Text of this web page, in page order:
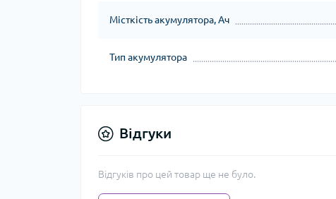
Місткість акумулятора, Ач
Тип акумулятора
Відгуки
Відгуків про цей товар ще не було.